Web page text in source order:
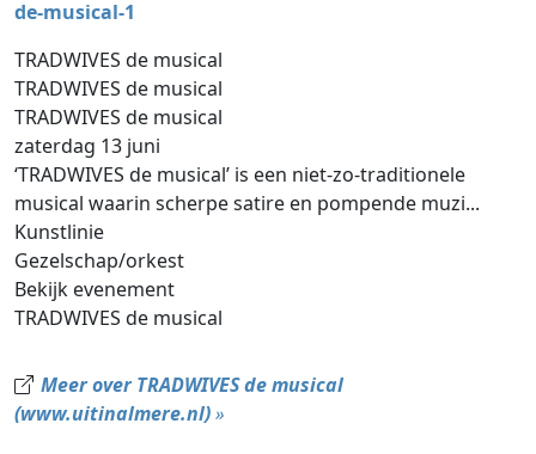
de-musical-1
TRADWIVES de musical
TRADWIVES de musical
TRADWIVES de musical
zaterdag 13 juni
‘TRADWIVES de musical’ is een niet-zo-traditionele
musical waarin scherpe satire en pompende muzi...
Kunstlinie
Gezelschap/orkest
Bekijk evenement
TRADWIVES de musical
Meer over TRADWIVES de musical
(www.uitinalmere.nl)»